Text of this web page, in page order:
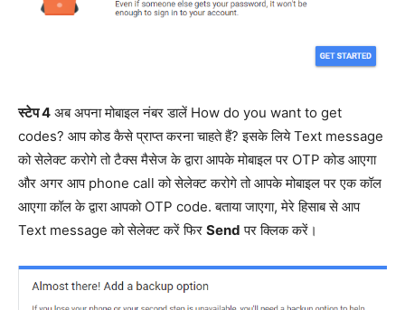
स्टेप 4 अब अपना मोबाइल नंबर डालें How do you want to get
codes? आप कोड कैसे प्राप्त करना चाहते हैं? इसके लिये Text message
को सेलेक्ट करोगे तो टैक्स मैसेज के द्वारा आपके मोबाइल पर OTP कोड आएगा
और अगर आप phone call को सेलेक्ट करोगे तो आपके मोबाइल पर एक कॉल
आएगा कॉल के द्वारा आपको OTP code. बताया जाएगा, मेरे हिसाब से आप
Text message को सेलेक्ट करें फिर Send पर क्लिक करें।